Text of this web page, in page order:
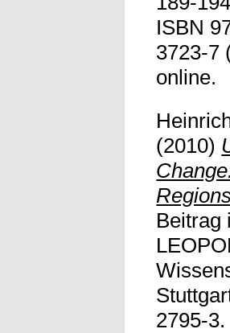
ISBN
3723-7
online.
(2010)
Beitrag
2795-